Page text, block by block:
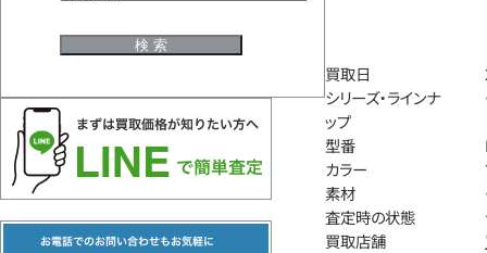
買取日
シリーズ・ラインナ
ップ
型番
カラー
素材
査定時の状態
買取店舗